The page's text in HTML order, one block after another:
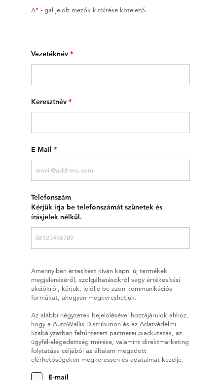
A* - gal jelölt mezők kitöltése kötelező.
Vezetéknév *
Keresztnév *
E-Mail *
Telefonszám
Kérjük írja be telefonszámát szünetek és
írásjelek nélkül.
Amennyiben értesítést kíván kapni új termékek
megjelenéséről, szolgáltatásokról vagy értékesítési
akciókról, kérjük, jelölje be azon kommunikációs
formákat, ahogyan megkereshetjük.
Az alábbi négyzetek bejelölésével hozzájárulok ahhoz,
hogy a AutoWallis Distribution és az Adatvédelmi
Szabályzatban feltűntetett partnerei piackutatás, az
ügyfél-elégedettség mérése, valamint direktmarketing
folytatása céljából az általam megadott
elérhetőségeken megkeressen és adataimat kezelje.
E-mail